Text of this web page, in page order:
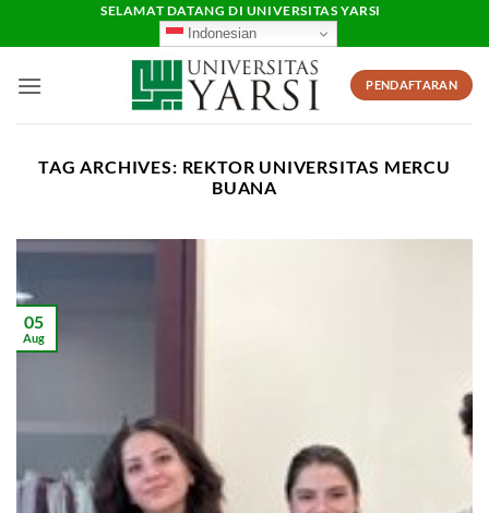
SELAMAT DATANG DI UNIVERSITAS YARSI
Indonesian
PENDAFTARAN
TAG ARCHIVES: REKTOR UNIVERSITAS MERCU
BUANA
05
Aug